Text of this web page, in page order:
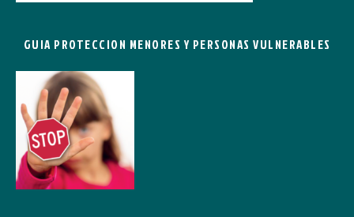
GUIA PROTECCION MENORES Y PERSONAS VULNERABLES